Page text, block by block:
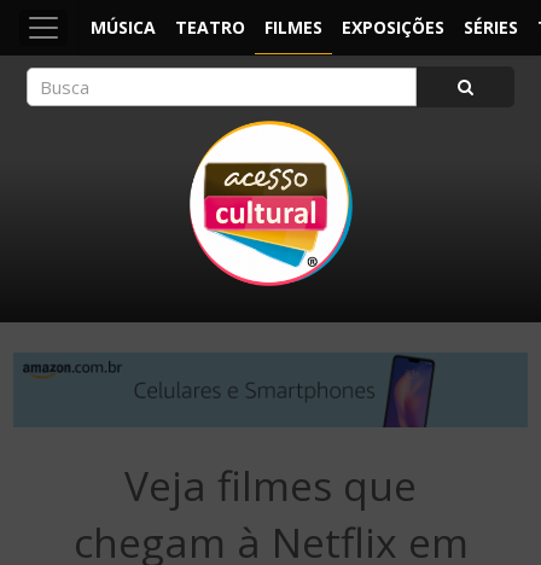
MÚSICA TEATRO FILMES EXPOSIÇÕES SÉRIES
Veja filmes que
chegam à Netflix em